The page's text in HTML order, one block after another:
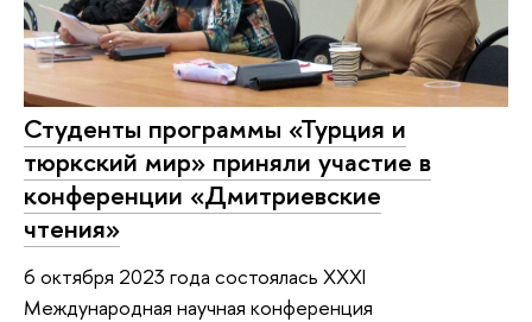
Студенты программы «Турция и
тюркский мир» приняли участие в
конференции «Дмитриевские
чтения»
6 октября 2023 года состоялась XXXI
Международная научная конференция